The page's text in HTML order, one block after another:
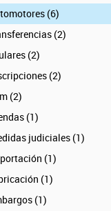
(6)
(2)
(2)
(2)
(2)
(1)
judiciales (1)
(1)
(1)
(1)